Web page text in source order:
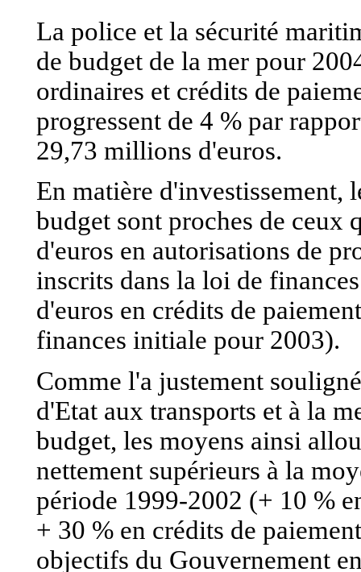
La police et la sécurité
de budget de la mer pour
ordinaires et crédits de
progressent de 4 % par
29,73 millions d'euros.
En matière d'investissement,
budget sont proches de
d'euros en autorisations de
inscrits dans la loi de
d'euros en crédits de
finances initiale pour 2003).
Comme l'a justement
d'Etat aux transports et à la
budget, les moyens ainsi
nettement supérieurs à la
période 1999-2002 (+ 10 %
+ 30 % en crédits de
objectifs du Gouvernement